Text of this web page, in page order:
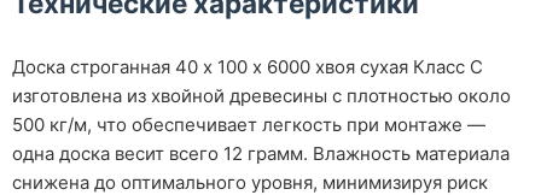
Доска строганная 40 х 100 х 6000 хвоя сухая Класс С
изготовлена из хвойной древесины с плотностью около
500 кг/м, что обеспечивает легкость при монтаже —
одна доска весит всего 12 грамм. Влажность материала
снижена до оптимального уровня, минимизируя риск